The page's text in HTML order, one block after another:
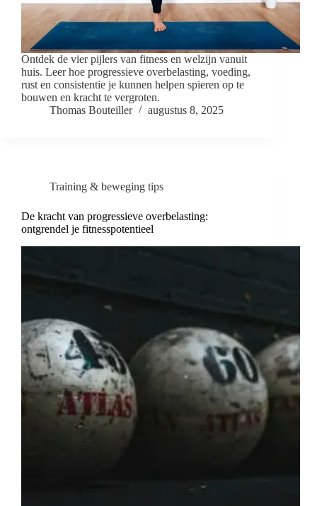
Ontdek de vier pijlers van fitness en welzijn vanuit
huis. Leer hoe progressieve overbelasting, voeding,
rust en consistentie je kunnen helpen spieren op te
bouwen en kracht te vergroten.
Thomas Bouteiller
augustus 8, 2025
Training & beweging tips
De kracht van progressieve overbelasting:
ontgrendel je fitnesspotentieel